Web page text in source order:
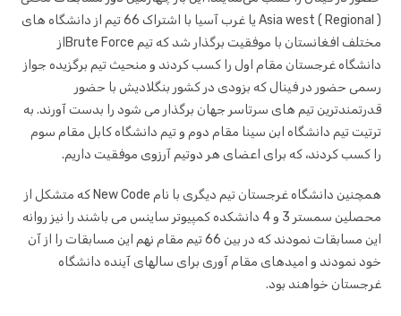
( Regional ) Asia west یا غرب آسیا با اشتراک 66 تیم از دانشگاه های
مختلف افغانستان با موفقیت برگذار شد که تیم Brute Forceاز
دانشگاه غرجستان مقام اول را کسب کردند و منحیث تیم برگزیده جواز
رسمی حضور در فینال که بزودی در کشور بنگلادیش با حضور
قدرتمندترین تیم های سرتاسر جهان برگذار می شود را بدست آورند. به
ترتیت تیم دانشگاه ابن سینا مقام دوم و تیم دانشگاه کابل مقام سوم
را کسب کردند، که برای اعضای هر دوتیم آرزوی موفقیت داریم.
همچنین دانشگاه غرجستان تیم دیگری با نام New Code که متشکل از
محصلین سمستر 3 و 4 دانشکده کمپیوتر ساینس می باشند را نیز روانه
این مسابقات نمودند که در بین 66 تیم مقام نهم این مسابقات را از آن
خود نمودند و امیدهای مقام آوری برای سالهای آینده دانشگاه
غرجستان خواهند بود.